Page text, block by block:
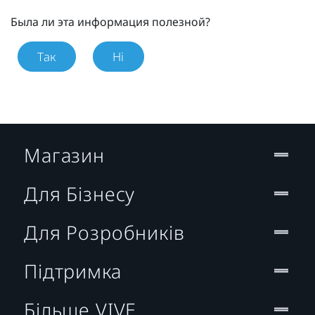
Была ли эта информация полезной?
Так Ні
Магазин
Для Бізнесу
Для Розробників
Підтримка
Більше VIVE